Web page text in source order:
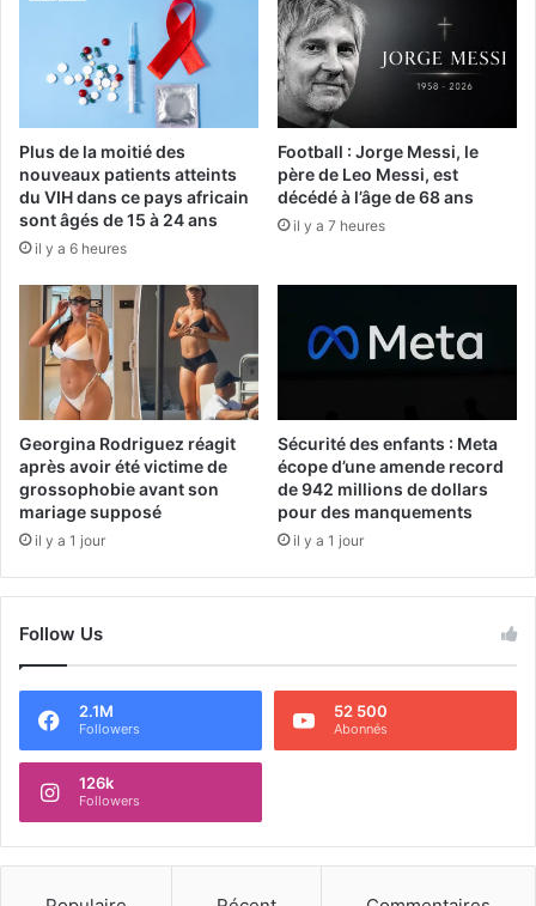
Plus de la moitié des
nouveaux patients atteints
du VIH dans ce pays africain
sont âgés de 15 à 24 ans
il y a 6 heures
Football : Jorge Messi, le
père de Leo Messi, est
décédé à l’âge de 68 ans
il y a 7 heures
Georgina Rodriguez réagit
après avoir été victime de
grossophobie avant son
mariage supposé
il y a 1 jour
Sécurité des enfants : Meta
écope d’une amende record
de 942 millions de dollars
pour des manquements
il y a 1 jour
Follow Us
2.1M
Followers
52 500
Abonnés
126k
Followers